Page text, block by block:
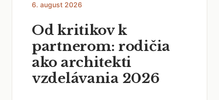
6. august 2026
Od kritikov k
partnerom: rodičia
ako architekti
vzdelávania 2026